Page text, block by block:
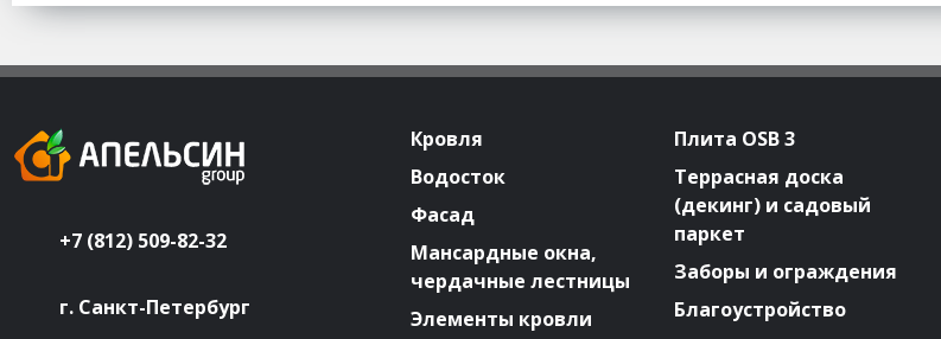
+7 (812) 509-82-32
г. Санкт-Петербург
Кровля
Водосток
Фасад
Мансардные окна,
чердачные лестницы
Элементы кровли
Плита OSB 3
Террасная доска
(декинг) и садовый
паркет
Заборы и ограждения
Благоустройство